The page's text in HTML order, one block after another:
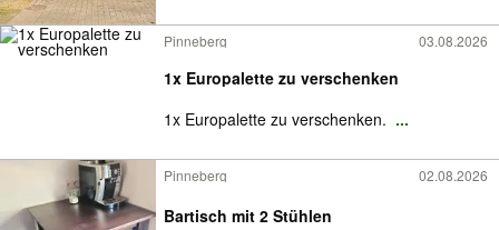
Pinneberg 03.08.2026
1x Europalette zu verschenken
1x Europalette zu verschenken. ...
Pinneberg 02.08.2026
Bartisch mit 2 Stühlen